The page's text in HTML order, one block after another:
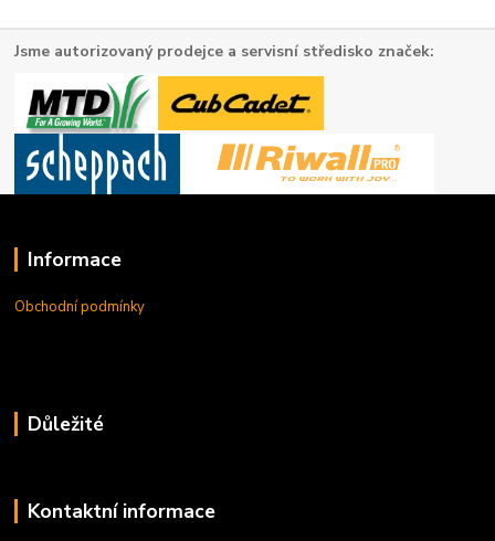
Jsme autorizovaný prodejce a servisní středisko značek:
Informace
Obchodní podmínky
Důležité
Kontaktní informace